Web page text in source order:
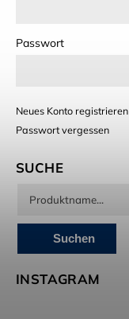
Passwort
Neues Konto registrieren
Passwort vergessen
SUCHE
Suchen
INSTAGRAM